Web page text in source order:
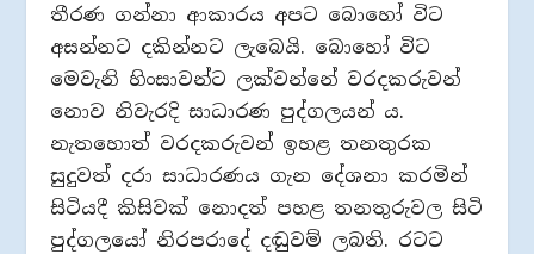
තීරණ ගන්නා ආකාරය අපට බොහෝ විට
අසන්නට දකින්නට ලැබෙයි. බොහෝ විට
මෙවැනි හිංසාවන්ට ලක්වන්නේ වරදකරුවන්
නොව නිවැරදි සාධාරණ පුද්ගලයන් ය.
නැතහොත් වරදකරුවන් ඉහළ තනතුරක
සුදුවත් දරා සාධාරණය ගැන දේශනා කරමින්
සිටියදී කිසිවක් නොදත් පහළ තනතුරුවල සිටි
පුද්ගලයෝ නිරපරාදේ දඬුවම් ලබති. රටට